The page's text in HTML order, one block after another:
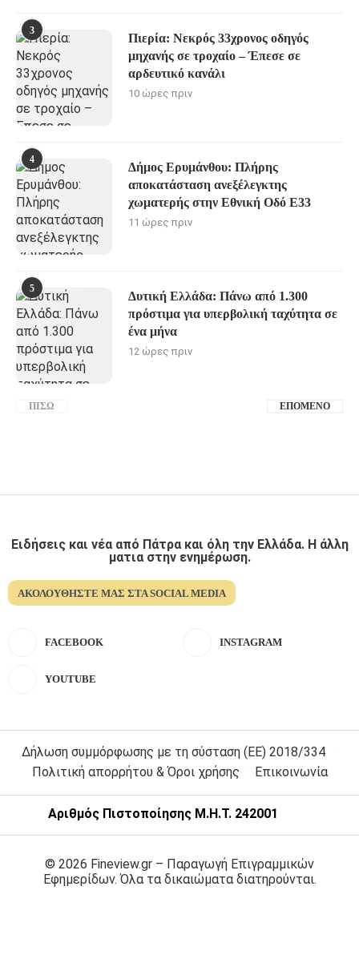
3
Πιερία: Νεκρός 33χρονος οδηγός
μηχανής σε τροχαίο – Έπεσε σε
αρδευτικό κανάλι
10 ώρες πριν
4
Δήμος Ερυμάνθου: Πλήρης
αποκατάσταση ανεξέλεγκτης
χωματερής στην Εθνική Οδό Ε33
11 ώρες πριν
5
Δυτική Ελλάδα: Πάνω από 1.300
πρόστιμα για υπερβολική ταχύτητα σε
ένα μήνα
12 ώρες πριν
ΠΊΣΩ ΕΠΌΜΕΝΟ
Ειδήσεις και νέα από Πάτρα και όλη την Ελλάδα. Η άλλη
ματια στην ενημέρωση.
ΑΚΟΛΟΥΘΉΣΤΕ ΜΑΣ ΣΤΑ SOCIAL MEDIA
FACEBOOK INSTAGRAM
YOUTUBE
Δήλωση συμμόρφωσης με τη σύσταση (ΕΕ) 2018/334
Πολιτική απορρήτου & Όροι χρήσης
Επικοινωνία
Αριθμός Πιστοποίησης Μ.Η.Τ. 242001
© 2026 Fineview.gr – Παραγωγή Επιγραμμικών
Εφημερίδων. Όλα τα δικαιώματα διατηρούνται.